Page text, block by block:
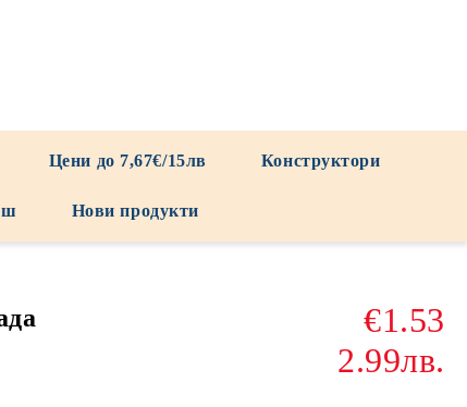
Цени до 7,67€/15лв Конструктори
Нови продукти
€1.53
2.99лв.